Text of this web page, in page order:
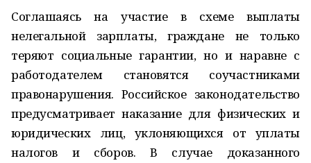
Соглашаясь на участие в схеме выплаты
нелегальной зарплаты, граждане не только
теряют социальные гарантии, но и наравне с
работодателем становятся соучастниками
правонарушения. Российское законодательство
предусматривает наказание для физических и
юридических лиц, уклоняющихся от уплаты
налогов и сборов. В случае доказанного